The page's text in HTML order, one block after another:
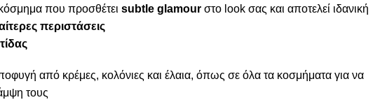
που προσθέτει subtle glamour στο look σας και αποτελεί ιδανική
περιστάσεις
από κρέμες, κολόνιες και έλαια, όπως σε όλα τα κοσμήματα για να
τους